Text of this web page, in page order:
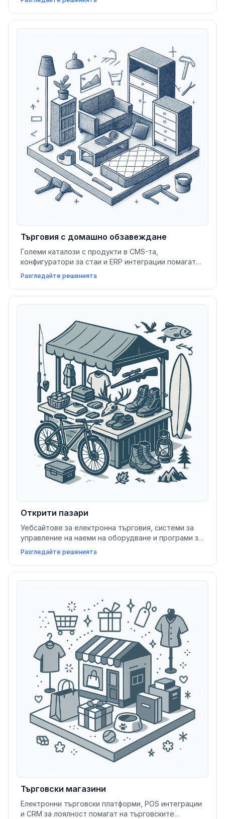
помагат магазините за храни и напитки да се
свържат по-добре с местните клиенти.
Търговия с домашно обзавеждане
Големи каталози с продукти в CMS-та,
конфигуратори за стаи и ERP интеграции помагат
на магазините за домашно обзавеждане да
покажат своя инвентар, да предлагат финансиране
и да ускоряват логистиката на доставки.
Разгледайте решенията
Открити пазари
Уебсайтове за електронна търговия, системи за
управление на наеми на оборудване и програми за
лоялност помагат на бизнеса в сферата на
откритите пазари и стила на живот да увеличат
продажбите, да управляват услугите и да
Разгледайте решенията
Търговски магазини
Електронни търговски платформи, POS интеграции
и CRM за лоялност помагат на търговските